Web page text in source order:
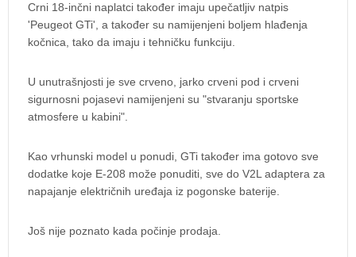
Crni 18-inčni naplatci također imaju upečatljiv natpis
'Peugeot GTi', a također su namijenjeni boljem hlađenja
kočnica, tako da imaju i tehničku funkciju.
U unutrašnjosti je sve crveno, jarko crveni pod i crveni
sigurnosni pojasevi namijenjeni su "stvaranju sportske
atmosfere u kabini".
Kao vrhunski model u ponudi, GTi također ima gotovo sve
dodatke koje E-208 može ponuditi, sve do V2L adaptera za
napajanje električnih uređaja iz pogonske baterije.
Još nije poznato kada počinje prodaja.